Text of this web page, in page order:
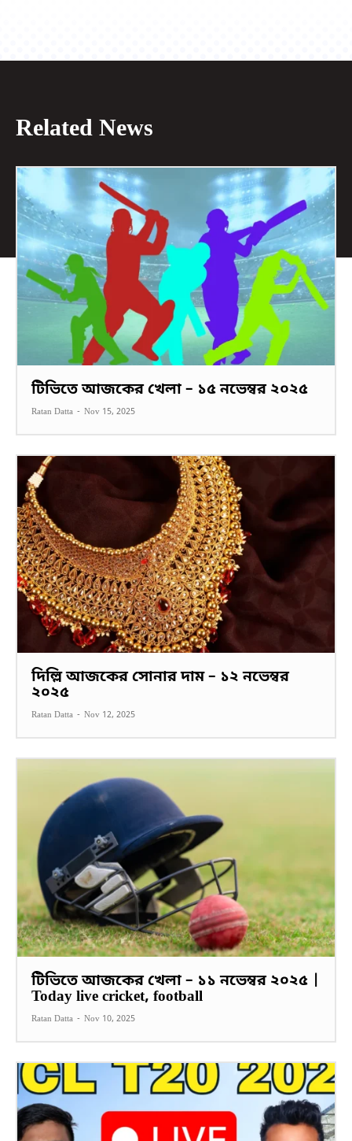
Related News
টিভিতে আজকের খেলা – ১৫ নভেম্বর ২০২৫
Ratan Datta - Nov 15, 2025
দিল্লি আজকের সোনার দাম – ১২ নভেম্বর
২০২৫
Ratan Datta - Nov 12, 2025
টিভিতে আজকের খেলা – ১১ নভেম্বর ২০২৫ |
Today live cricket, football
Ratan Datta - Nov 10, 2025